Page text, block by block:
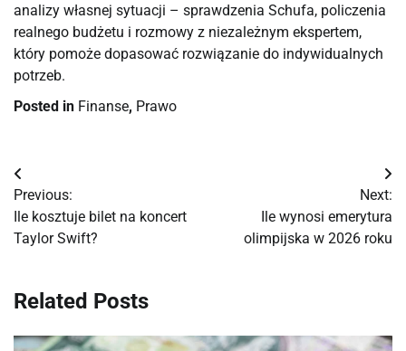
analizy własnej sytuacji – sprawdzenia Schufa, policzenia
realnego budżetu i rozmowy z niezależnym ekspertem,
który pomoże dopasować rozwiązanie do indywidualnych
potrzeb.
Posted in Finanse, Prawo
Nawigacja
wpisu
Previous:
Ile kosztuje bilet na koncert
Taylor Swift?
Next:
Ile wynosi emerytura
olimpijska w 2026 roku
Related Posts